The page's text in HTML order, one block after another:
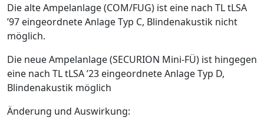
Die alte Ampelanlage (COM/FUG) ist eine nach TL tLSA
’97 eingeordnete Anlage Typ C, Blindenakustik nicht
möglich.
Die neue Ampelanlage (SECURION Mini-FÜ) ist hingegen
eine nach TL tLSA ’23 eingeordnete Anlage Typ D,
Blindenakustik möglich
Änderung und Auswirkung: